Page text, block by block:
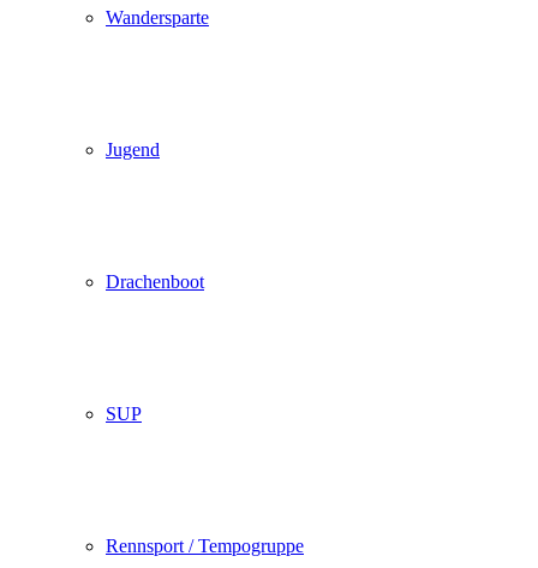
Wandersparte
Jugend
Drachenboot
SUP
Rennsport / Tempogruppe